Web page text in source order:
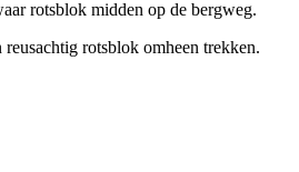
rotsblok midden op de bergweg.
rotsblok omheen trekken.